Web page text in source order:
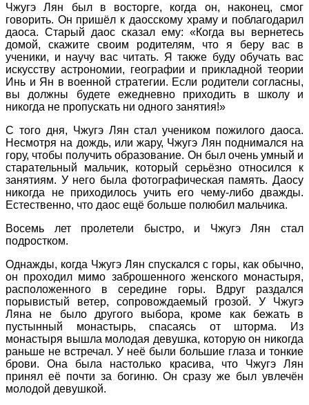
Чжугэ Лян был в восторге, когда он, наконец, смог
говорить. Он пришёл к даосскому храму и поблагодарил
даоса. Старый даос сказал ему: «Когда вы вернетесь
домой, скажите своим родителям, что я беру вас в
ученики, и научу вас читать. Я также буду обучать вас
искусству астрономии, географии и прикладной теории
Инь и Ян в военной стратегии. Если родители согласны,
вы должны будете ежедневно приходить в школу и
никогда не пропускать ни одного занятия!»
С того дня, Чжугэ Лян стал учеником пожилого даоса.
Несмотря на дождь, или жару, Чжугэ Лян поднимался на
гору, чтобы получить образование. Он был очень умный и
старательный мальчик, который серьёзно относился к
занятиям. У него была фотографическая память. Даосу
никогда не приходилось учить его чему-либо дважды.
Естественно, что даос ещё больше полюбил мальчика.
Восемь лет пролетели быстро, и Чжугэ Лян стал
подростком.
Однажды, когда Чжугэ Лян спускался с горы, как обычно,
он проходил мимо заброшенного женского монастыря,
расположенного в середине горы. Вдруг раздался
порывистый ветер, сопровождаемый грозой. У Чжугэ
Ляна не было другого выбора, кроме как бежать в
пустынный монастырь, спасаясь от шторма. Из
монастыря вышла молодая девушка, которую он никогда
раньше не встречал. У неё были большие глаза и тонкие
брови. Она была настолько красива, что Чжугэ Лян
принял её почти за богиню. Он сразу же был увлечён
молодой девушкой.